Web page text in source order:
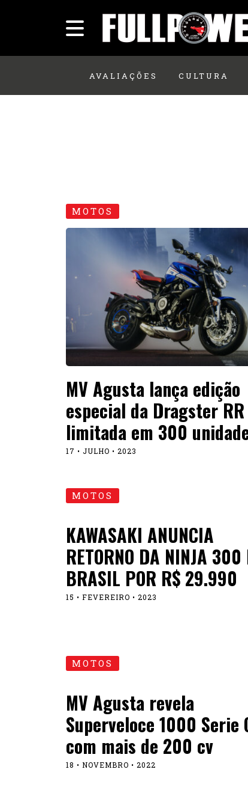
AVALIAÇÕES CULTURA
MOTOS
MV Agusta lança edição
especial da Dragster RR
limitada em 300
17 • JULHO • 2023
MOTOS
KAWASAKI ANUNCIA
RETORNO DA NINJA 300
BRASIL POR R$ 29.990
15 • FEVEREIRO • 2023
MOTOS
MV Agusta revela
Superveloce 1000 Serie
com mais de 200 cv
18 • NOVEMBRO • 2022